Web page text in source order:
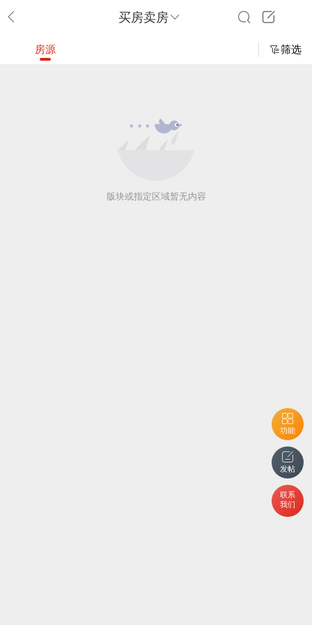
买房卖房
功能
发帖
联系
我们
房源 筛选
版块或指定区域暂无内容